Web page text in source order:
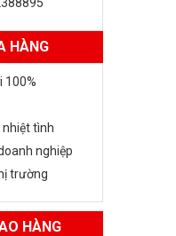
HÀNG
100%
tình
nghiệp
trường
HÀNG